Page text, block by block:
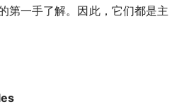
第一手了解。因此，它们都是主